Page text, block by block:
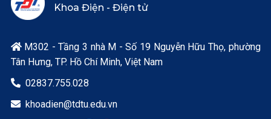
Khoa Điện - Điện tử
M302 - Tầng 3 nhà M - Số 19 Nguyễn Hữu Thọ, phường
Tân Hưng, TP. Hồ Chí Minh, Việt Nam
 02837.755.028
 khoadien@tdtu.edu.vn